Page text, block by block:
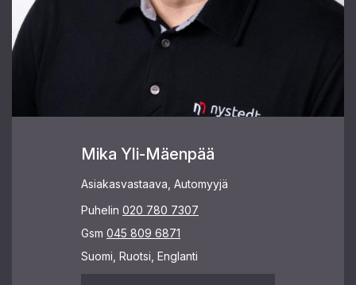
Mika Yli-Mäenpää
Asiakasvastaava, Automyyjä
Puhelin 020 780 7307
Gsm 045 809 6871
Suomi, Ruotsi, Englanti